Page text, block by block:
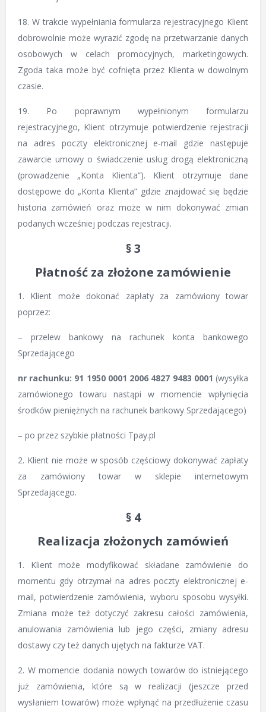
18. W trakcie wypełniania formularza rejestracyjnego Klient
dobrowolnie może wyrazić zgodę na przetwarzanie danych
osobowych w celach promocyjnych, marketingowych.
Zgoda taka może być cofnięta przez Klienta w dowolnym
czasie.
19. Po poprawnym wypełnionym formularzu
rejestracyjnego, Klient otrzymuje potwierdzenie rejestracji
na adres poczty elektronicznej e-mail gdzie następuje
zawarcie umowy o świadczenie usług drogą elektroniczną
(prowadzenie „Konta Klienta”). Klient otrzymuje dane
dostępowe do „Konta Klienta” gdzie znajdować się będzie
historia zamówień oraz może w nim dokonywać zmian
podanych wcześniej podczas rejestracji.
§ 3
Płatność za złożone zamówienie
1. Klient może dokonać zapłaty za zamówiony towar
poprzez:
– przelew bankowy na rachunek konta bankowego
Sprzedającego
nr rachunku: 91 1950 0001 2006 4827 9483 0001 (wysyłka
zamówionego towaru nastąpi w momencie wpłynięcia
środków pieniężnych na rachunek bankowy Sprzedającego)
– po przez szybkie płatności Tpay.pl
2. Klient nie może w sposób częściowy dokonywać zapłaty
za zamówiony towar w sklepie internetowym
Sprzedającego.
§ 4
Realizacja złożonych zamówień
1. Klient może modyfikować składane zamówienie do
momentu gdy otrzymał na adres poczty elektronicznej e-
mail, potwierdzenie zamówienia, wyboru sposobu wysyłki.
Zmiana może też dotyczyć zakresu całości zamówienia,
anulowania zamówienia lub jego części, zmiany adresu
dostawy czy też danych ujętych na fakturze VAT.
2. W momencie dodania nowych towarów do istniejącego
już zamówienia, które są w realizacji (jeszcze przed
wysłaniem towarów) może wpłynąć na przedłużenie czasu